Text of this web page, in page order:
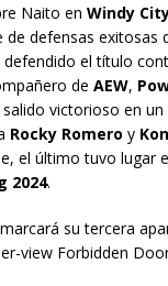
Naito en Windy
de defensas exitosas
defendido el título
de AEW,
victorioso en
Rocky Romero y
el último tuvo lugar
2024.
su tercera
view Forbidden